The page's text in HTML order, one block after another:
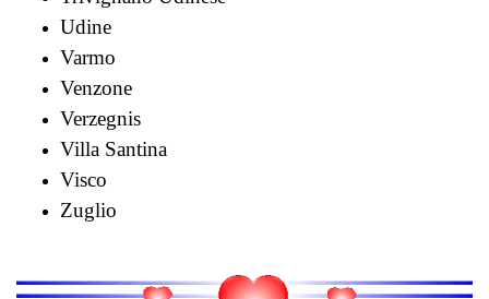
Udine
Varmo
Venzone
Verzegnis
Villa Santina
Visco
Zuglio